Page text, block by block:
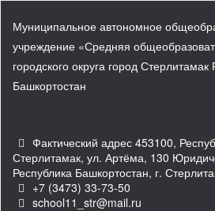
Муниципальное автономное
учреждение «Средняя
городского округа город Стерлитамак
Башкортостан
Фактический адрес 453100,
Стерлитамак, ул. Артёма, 130
Республика Башкортостан, г.
+7 (3473) 33-73-50
school11_str@mail.ru